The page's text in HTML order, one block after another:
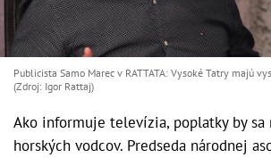
Publicista Samo Marec v RATTATA: Vysoké Tatry majú
(Zdroj: Igor Rattaj)
Ako informuje televízia, poplatky by
horských vodcov. Predseda národnej